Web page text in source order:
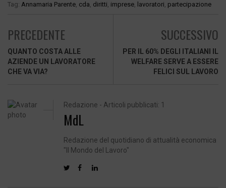
Tag: Annamaria Parente, cda, diritti, imprese, lavoratori, partecipazione
PRECEDENTE
QUANTO COSTA ALLE
AZIENDE UN LAVORATORE
CHE VA VIA?
SUCCESSIVO
PER IL 60% DEGLI ITALIANI IL
WELFARE SERVE A ESSERE
FELICI SUL LAVORO
Redazione - Articoli pubblicati: 1
MdL
Redazione del quotidiano di attualità economica
"Il Mondo del Lavoro"